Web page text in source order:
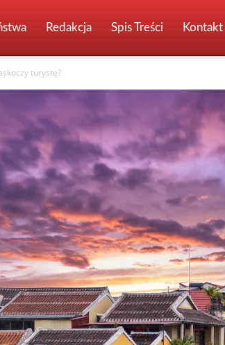
Redakcja Spis Treści Kontakt
turystę?